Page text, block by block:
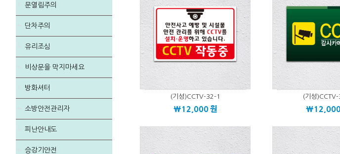
문열림주의
단차주의
유리조심
비상문을 막지마세요
방화셔터
소방안전관리자
피난안내도
승강기안전
(기성)CCTV-32-1
\12,000원
(기성